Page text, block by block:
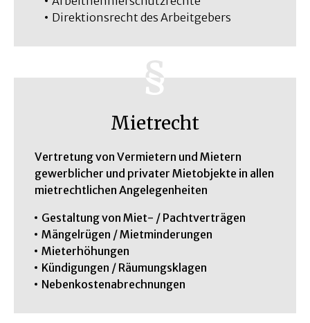
Direktionsrecht des Arbeitgebers
Mietrecht
Vertretung von Vermietern und Mietern
gewerblicher und privater Mietobjekte in allen
mietrechtlichen Angelegenheiten
Gestaltung von Miet- / Pachtverträgen
Mängelrügen / Mietminderungen
Mieterhöhungen
Kündigungen / Räumungsklagen
Nebenkostenabrechnungen